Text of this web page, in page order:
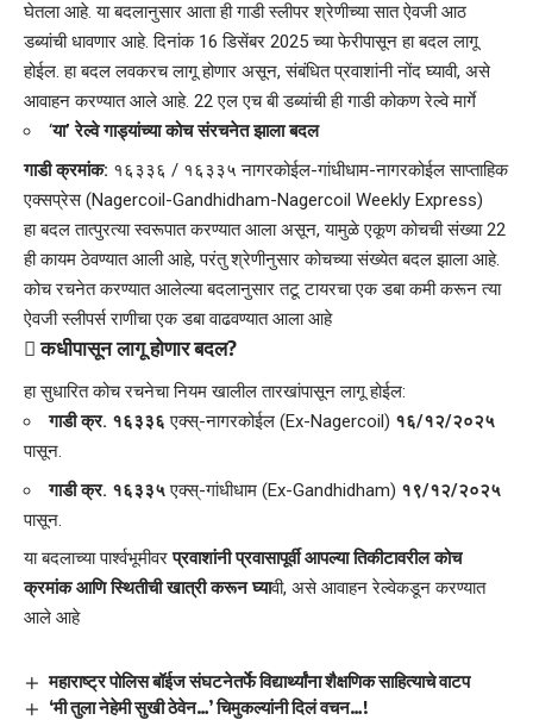
घेतला आहे. या बदलानुसार आता ही गाडी स्लीपर श्रेणीच्या सात ऐवजी आठ
डब्यांची धावणार आहे. दिनांक 16 डिसेंबर 2025 च्या फेरीपासून हा बदल लागू
होईल. हा बदल लवकरच लागू होणार असून, संबंधित प्रवाशांनी नोंद घ्यावी, असे
आवाहन करण्यात आले आहे. 22 एल एच बी डब्यांची ही गाडी कोकण रेल्वे मार्गे
‘या’ रेल्वे गाड्यांच्या कोच संरचनेत झाला बदल
गाडी क्रमांक: १६३३६ / १६३३५ नागरकोईल-गांधीधाम-नागरकोईल साप्ताहिक
एक्सप्रेस (Nagercoil-Gandhidham-Nagercoil Weekly Express)
हा बदल तात्पुरत्या स्वरूपात करण्यात आला असून, यामुळे एकूण कोचची संख्या 22
ही कायम ठेवण्यात आली आहे, परंतु श्रेणीनुसार कोचच्या संख्येत बदल झाला आहे.
कोच रचनेत करण्यात आलेल्या बदलानुसार तटू टायरचा एक डबा कमी करून त्या
ऐवजी स्लीपर्स राणीचा एक डबा वाढवण्यात आला आहे
​️ कधीपासून लागू होणार बदल?
​हा सुधारित कोच रचनेचा नियम खालील तारखांपासून लागू होईल:
गाडी क्र. १६३३६ एक्स्-नागरकोईल (Ex-Nagercoil) १६/१२/२०२५
पासून.
गाडी क्र. १६३३५एक्स्-गांधीधाम (Ex-Gandhidham) १९/१२/२०२५
पासून.
या बदलाच्या पार्श्वभूमीवरप्रवाशांनी प्रवासापूर्वी आपल्या तिकीटावरील कोच
क्रमांक आणि स्थितीची खात्री करून घ्यावी, असे आवाहन रेल्वेकडून करण्यात
आले आहे
महाराष्ट्र पोलिस बॉईज संघटनेतर्फे विद्यार्थ्यांना शैक्षणिक साहित्याचे वाटप
‘मी तुला नेहेमी सुखी ठेवेन…’ चिमुकल्यांनी दिलं वचन…!